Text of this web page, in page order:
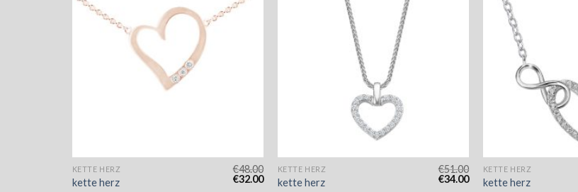
KETTE HERZ
kette herz
€48.00
€32.00
KETTE HERZ
kette herz
€51.00
€34.00
KETTE HERZ
kette herz